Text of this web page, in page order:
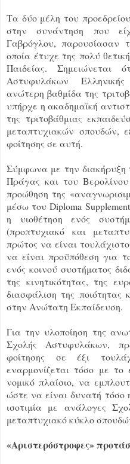
Τα δύο μέλη του
στην συνάντηση που
Γαβρόγλου, παρουσίασαν
οποία έτυχε της πολύ
Παιδείας.
Αστυφυλάκων
ανώτερη βαθμίδα της
υπήρχε η ακαδημαϊκή
της τριτοβάθμιας
μεταπτυχιακών σπουδών,
φοίτησης σε αυτή.
Σύμφωνα με την διακήρυξη
Πράγας και του
προώθηση της
μέσω του Diploma
η υιοθέτηση ενός
(προπτυχιακό και
πρώτος να είναι
να είναι προϋπόθεση για
ενός κοινού συστήματος
της κινητικότητας, της
διασφάλιση της ποιότητας
στην Ανώτατη Εκπαίδευση.
Για την υλοποίηση της
Σχολής Αστυφυλάκων,
φοίτησης σε έξι
εναρμονίζεται τόσο με το
νομικό πλαίσιο, να
ώστε να είναι δυνατή τόσο
ισοτιμία με ανάλογες
μεταπτυχιακό κύκλο
«Αριστερόστροφες»